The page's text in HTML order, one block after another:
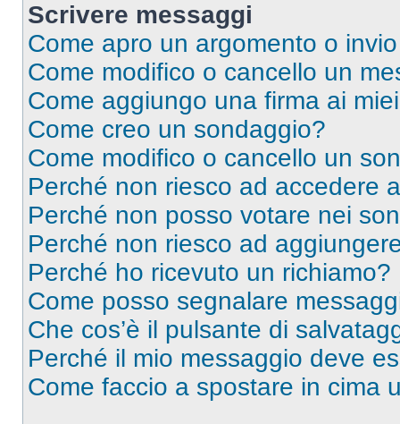
Scrivere messaggi
Come apro un argomento o
Come modifico o cancello un
Come aggiungo una firma ai
Come creo un sondaggio?
Come modifico o cancello un
Perché non riesco ad accedere
Perché non posso votare nei
Perché non riesco ad
Perché ho ricevuto un richiamo?
Come posso segnalare
Che cos’è il pulsante di
Perché il mio messaggio deve
Come faccio a spostare in cima